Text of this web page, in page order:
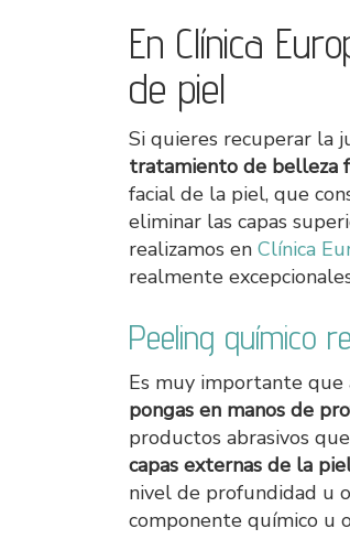
En Clínica
de piel
Si quieres recuperar la
tratamiento de belleza
facial de la piel, que
eliminar las capas
realizamos en Clínica
realmente
Peeling químico
Es muy importante
pongas en manos de
productos abrasivos
capas externas de la
nivel de profundidad u
componente químico u